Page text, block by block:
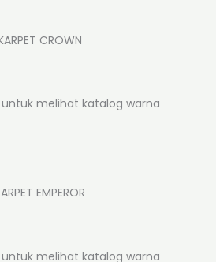
CROWN
melihat katalog warna
EMPEROR
melihat katalog warna